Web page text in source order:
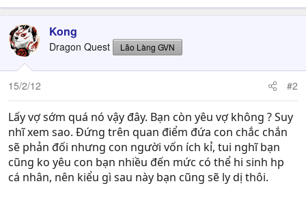
Kong
Dragon Quest Lão Làng GVN
15/2/12 #2
Lấy vợ sớm quá nó vậy đây. Bạn còn yêu vợ không ? Suy
nhĩ xem sao. Đứng trên quan điểm đứa con chắc chắn
sẽ phản đối nhưng con người vốn ích kỉ, tui nghĩ bạn
cũng ko yêu con bạn nhiều đến mức có thể hi sinh hp
cá nhân, nên kiểu gì sau này bạn cũng sẽ ly dị thôi.